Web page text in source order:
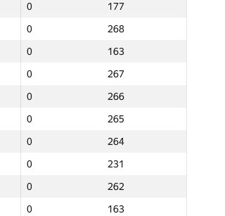
0
177
0
268
0
163
0
267
0
266
0
265
0
264
0
231
0
262
0
163
Jami
NGP30 Sum Minimal o‘rin